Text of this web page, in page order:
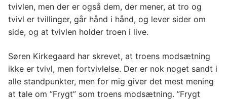
tvivlen, men der er også dem, der mener, at tro og
tvivl er tvillinger, går hånd i hånd, og lever sider om
side, og at tvivlen holder troen i live.
Søren Kirkegaard har skrevet, at troens modsætning
ikke er tvivl, men fortvivlelse. Der er nok noget sandt i
alle standpunkter, men for mig giver det mest mening
at tale om ”Frygt” som troens modsætning. ”Frygt